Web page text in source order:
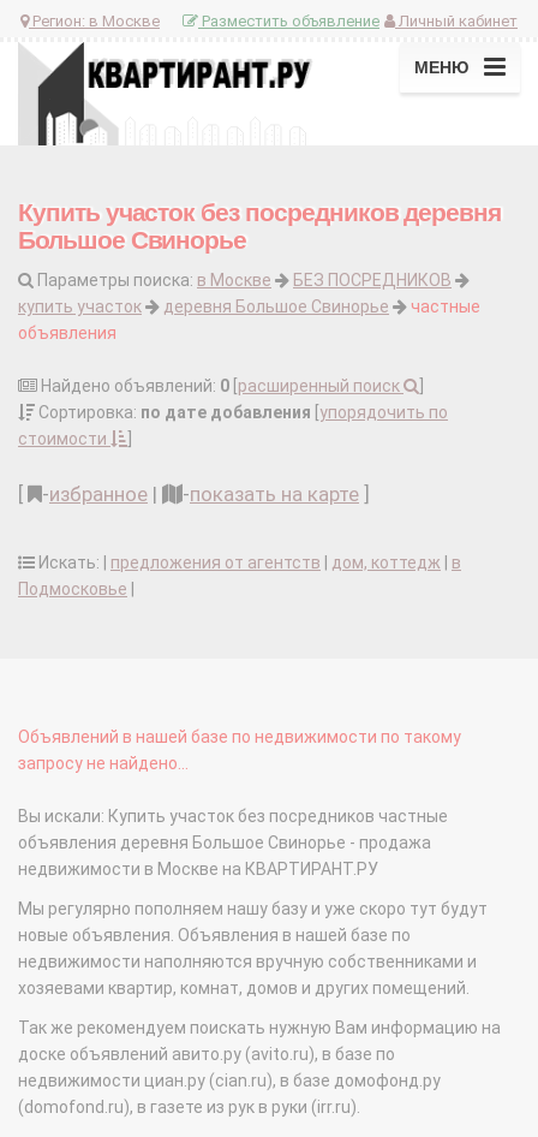
Регион: в Москве Личный кабинет
Разместить объявление
МЕНЮ
Купить участок без посредников деревня
Большое Свинорье
Параметры поиска: в Москве
БЕЗ ПОСРЕДНИКОВ
купить участок
деревня Большое Свинорье
частные
объявления
Найдено объявлений: 0 расширенный поиск
Сортировка: по дате добавления упорядочить по
стоимости
-избранное | -показать на карте
Искать: | предложения от агентств дом, коттедж
в
Подмосковье
Объявлений в нашей базе по недвижимости по такому
запросу не найдено...
Вы искали: Купить участок без посредников частные
объявления деревня Большое Свинорье - продажа
недвижимости в Москве на КВАРТИРАНТ.РУ
Мы регулярно пополняем нашу базу и уже скоро тут будут
новые объявления. Объявления в нашей базе по
недвижимости наполняются вручную собственниками и
хозяевами квартир, комнат, домов и других помещений.
Так же рекомендуем поискать нужную Вам информацию на
доске объявлений авито.ру (avito.ru), в базе по
недвижимости циан.ру (cian.ru), в базе домофонд.ру
(domofond.ru), в газете из рук в руки (irr.ru).